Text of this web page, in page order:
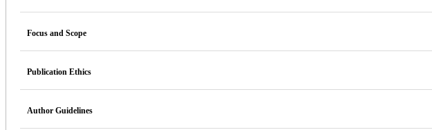
Focus and Scope
Publication Ethics
Author Guidelines